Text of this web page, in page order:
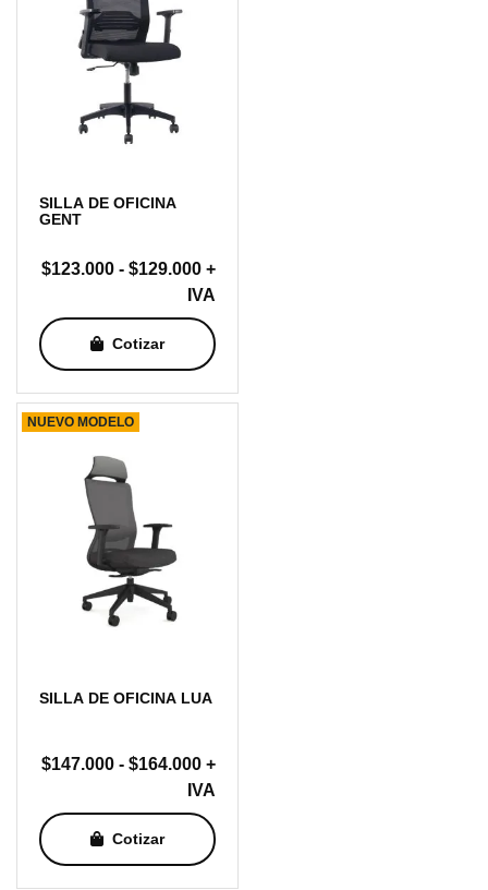
SILLA DE OFICINA
GENT
$123.000 - $129.000Rango
de
precios:
desde
$123.000
hasta
+
IVA
Cotizar
SILLA DE OFICINA LUA
$147.000 - $164.000Rango
de
precios:
desde
$147.000
+
IVA
NUEVO MODELO
Cotizar